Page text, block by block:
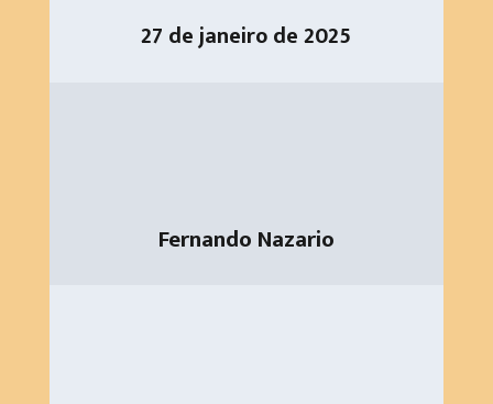
27 de janeiro de 2025
Fernando Nazario